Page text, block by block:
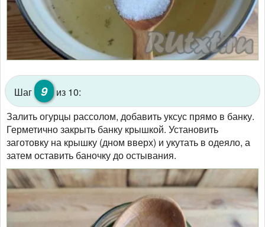
Шаг 9
из 10:
Залить огурцы рассолом, добавить уксус прямо в банку.
Герметично закрыть банку крышкой. Установить
заготовку на крышку (дном вверх) и укутать в одеяло, а
затем оставить баночку до остывания.